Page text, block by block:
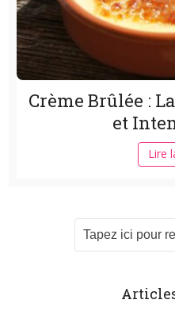
Crème Brûlée :
et
Lire